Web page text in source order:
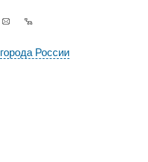
города России